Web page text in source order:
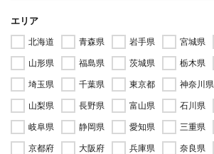
エリア
北海道 青森県 岩手県 宮城県
山形県
福島県 茨城県 栃木県
埼玉県
千葉県 東京都 神奈川県
山梨県
長野県 富山県 石川県
岐阜県
静岡県 愛知県 三重県
京都府
大阪府 兵庫県 奈良県